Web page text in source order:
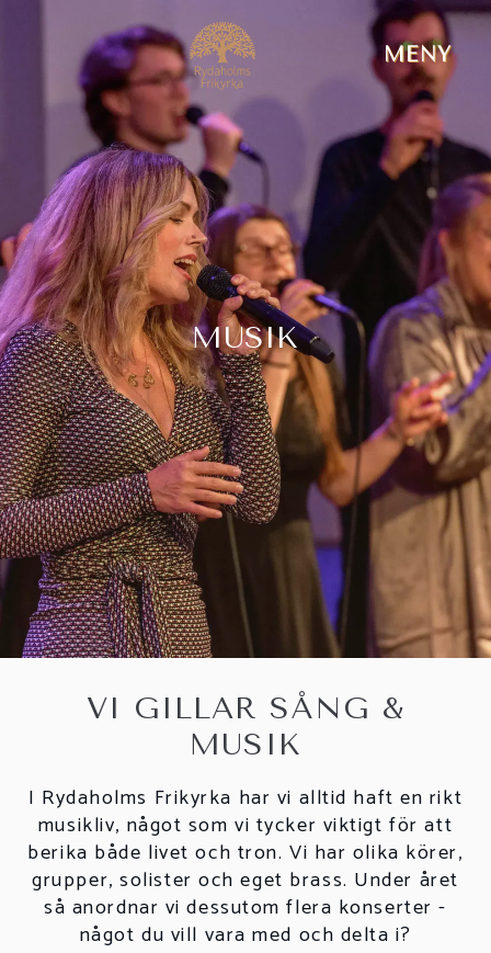
MENY
MUSIK
VI GILLAR SÅNG &
MUSIK
I Rydaholms Frikyrka har vi alltid haft en rikt
musikliv, något som vi tycker viktigt för att
berika både livet och tron. Vi har olika körer,
grupper, solister och eget brass. Under året
så anordnar vi dessutom flera konserter -
något du vill vara med och delta i?